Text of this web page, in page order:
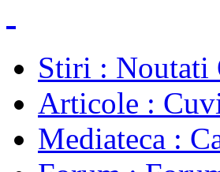
Stiri : Noutati
Articole :
Mediateca :